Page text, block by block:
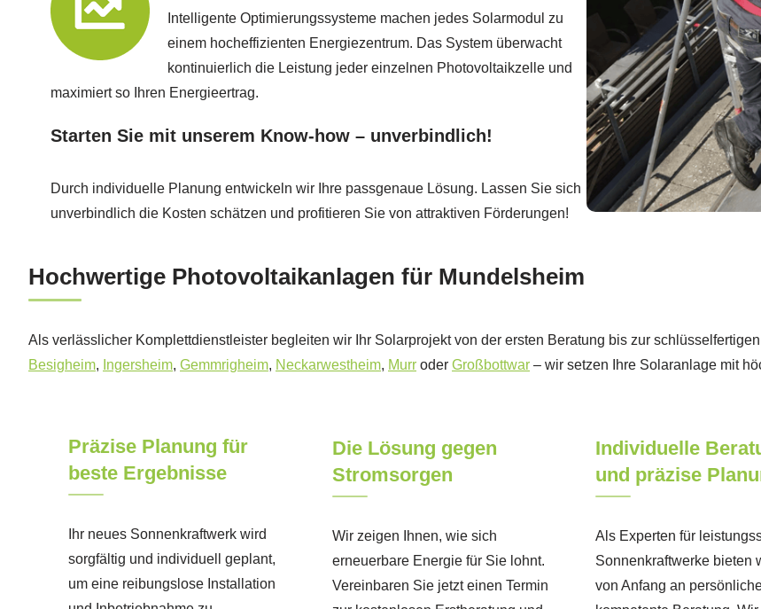
Intelligente Optimierungssysteme machen jedes Solarmodul zu
einem hocheffizienten Energiezentrum. Das System überwacht
kontinuierlich die Leistung jeder einzelnen Photovoltaikzelle und
maximiert so Ihren Energieertrag.
Starten Sie mit unserem Know-how – unverbindlich!
Durch individuelle Planung entwickeln wir Ihre passgenaue Lösung. Lassen Sie sich
unverbindlich die Kosten schätzen und profitieren Sie von attraktiven Förderungen!
Hochwertige Photovoltaikanlagen für Mundelsheim
Als verlässlicher Komplettdienstleister begleiten wir Ihr Solarprojekt von der ersten Beratung bis zur
Besigheim, Ingersheim, Gemmrigheim, Neckarwestheim, Murr oder Großbottwar – wir setzen Ihre Solaranlage mit
Präzise Planung für
beste Ergebnisse
Ihr neues Sonnenkraftwerk wird
sorgfältig und individuell geplant,
um eine reibungslose Installation
Die Lösung gegen
Stromsorgen
Wir zeigen Ihnen, wie sich
erneuerbare Energie für Sie lohnt.
Vereinbaren Sie jetzt einen Termin
Individuelle
und präzise
Als Experten für
Sonnenkraftwerke bieten
von Anfang an